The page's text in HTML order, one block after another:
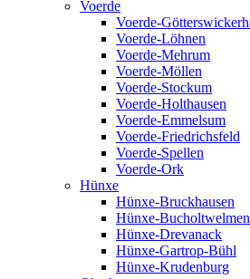
Voerde
Voerde-
Voerde-Löhnen
Voerde-Mehrum
Voerde-Möllen
Voerde-Stockum
Voerde-Holthausen
Voerde-Emmelsum
Voerde-Friedrichsfeld
Voerde-Spellen
Voerde-Ork
Hünxe
Hünxe-Bruckhausen
Hünxe-Bucholtwelmen
Hünxe-Drevanack
Hünxe-Gartrop-Bühl
Hünxe-Krudenburg